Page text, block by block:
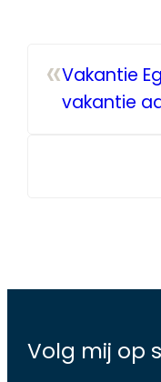
«Vakantie
vakantie
Volg mij op